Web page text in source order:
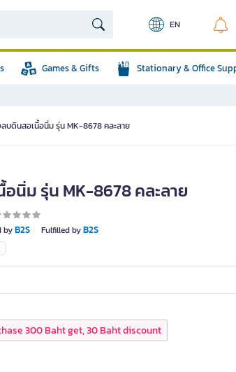
EN
Games & Gifts Stationary & Office
บดินสอเนื้อนิ่ม รุ่น MK-8678 คละลาย
นิ่ม รุ่น MK-8678 คละลาย
byB2S Fulfilled byB2S
300 Baht get, 30 Baht discount